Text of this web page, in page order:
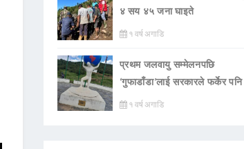
४ सय ४५ जना घाइते
१ वर्ष अगाडि
प्रथम जलवायु सम्मेलनपछि
‘गुफाडाँडा’लाई सरकारले फर्केर
१ वर्ष अगाडि